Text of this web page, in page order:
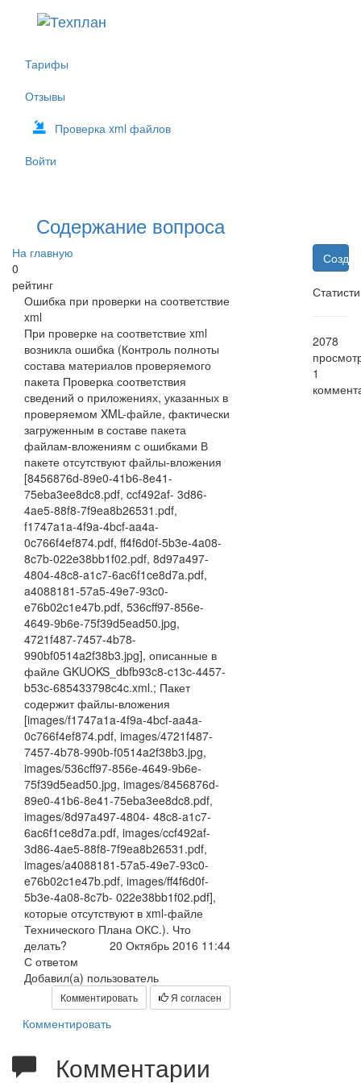
Тарифы
Отзывы
Проверка xml файлов
Войти
Содержание вопроса
На главную
0
рейтинг
Ошибка при проверки на соответствие
xml
При проверке на соответствие xml
возникла ошибка (Контроль полноты
состава материалов проверяемого
пакета Проверка соответствия
сведений о приложениях, указанных в
проверяемом XML-файле, фактически
загруженным в составе пакета
файлам-вложениям с ошибками В
пакете отсутствуют файлы-вложения
[8456876d-89e0-41b6-8e41-
75eba3ee8dc8.pdf, ccf492af- 3d86-
4ae5-88f8-7f9ea8b26531.pdf,
f1747a1a-4f9a-4bcf-aa4a-
0c766f4ef874.pdf, ff4f6d0f-5b3e-4a08-
8c7b-022e38bb1f02.pdf, 8d97a497-
4804-48c8-a1c7-6ac6f1ce8d7a.pdf,
a4088181-57a5-49e7-93c0-
e76b02c1e47b.pdf, 536cff97-856e-
4649-9b6e-75f39d5ead50.jpg,
4721f487-7457-4b78-
990bf0514a2f38b3.jpg], описанные в
файле GKUOKS_dbfb93c8-c13c-4457-
b53c-685433798c4c.xml.; Пакет
содержит файлы-вложения
[images/f1747a1a-4f9a-4bcf-aa4a-
0c766f4ef874.pdf, images/4721f487-
7457-4b78-990b-f0514a2f38b3.jpg,
images/536cff97-856e-4649-9b6e-
75f39d5ead50.jpg, images/8456876d-
89e0-41b6-8e41-75eba3ee8dc8.pdf,
images/8d97a497-4804- 48c8-a1c7-
6ac6f1ce8d7a.pdf, images/ccf492af-
3d86-4ae5-88f8-7f9ea8b26531.pdf,
images/a4088181-57a5-49e7-93c0-
e76b02c1e47b.pdf, images/ff4f6d0f-
5b3e-4a08-8c7b- 022e38bb1f02.pdf],
которые отсутствуют в xml-файле
Технического Плана ОКС.). Что
делать?
20 Октябрь 2016 11:44
С ответом
Добавил(а) пользователь
Комментировать Я согласен
Комментировать
Комментарии
2078
1